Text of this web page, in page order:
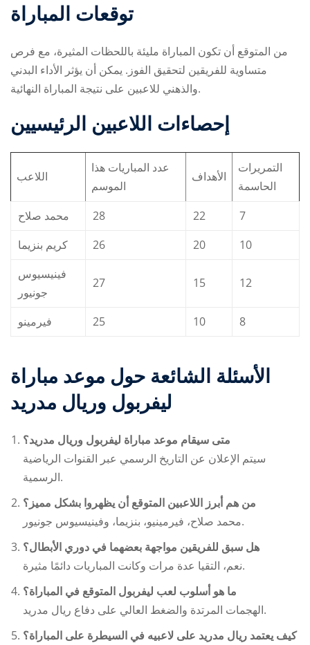
توقعات المباراة
من المتوقع أن تكون المباراة مليئة باللحظات المثيرة، مع فرص
متساوية للفريقين لتحقيق الفوز. يمكن أن يؤثر الأداء البدني
والذهني للاعبين على نتيجة المباراة النهائية.
إحصاءات اللاعبين الرئيسيين
اللاعب
عدد المباريات هذا
الموسم
الأهداف
التمريرات
الحاسمة
محمد صلاح
28 22
7
كريم بنزيما
26 20
10
فينيسيوس
جونيور
27 15 12
فيرمينو 25 10 8
الأسئلة الشائعة حول موعد مباراة
ليفربول وريال مدريد
متى سيقام موعد مباراة ليفربول وريال مدريد؟
سيتم الإعلان عن التاريخ الرسمي عبر القنوات الرياضية
الرسمية.
من هم أبرز اللاعبين المتوقع أن يظهروا بشكل مميز؟
محمد صلاح، فيرمينيو، بنزيما، وفينيسيوس جونيور.
هل سبق للفريقين مواجهة بعضهما في دوري الأبطال؟
نعم، التقيا عدة مرات وكانت المباريات دائمًا مثيرة.
ما هو أسلوب لعب ليفربول المتوقع في المباراة؟
الهجمات المرتدة والضغط العالي على دفاع ريال مدريد.
كيف يعتمد ريال مدريد على لاعبيه في السيطرة على المباراة؟